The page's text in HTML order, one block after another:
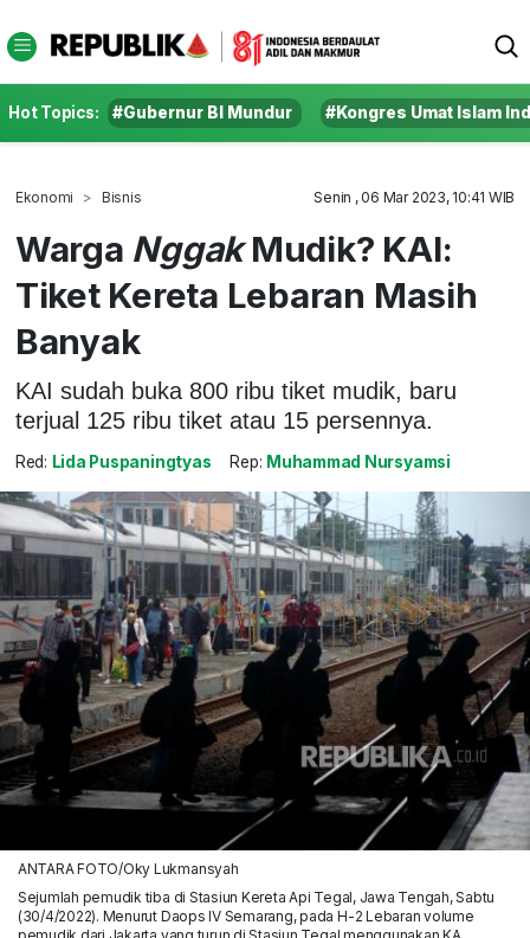
Hot Topics: #Gubernur BI Mundur #Kongres Umat Islam
Ekonomi Bisnis Senin , 06 Mar 2023, 10:41 WIB
Warga NggakMudik? KAI:
Tiket Kereta Lebaran Masih
Banyak
KAI sudah buka 800 ribu tiket mudik, baru
terjual 125 ribu tiket atau 15 persennya.
Red: Lida Puspaningtyas Rep: Muhammad Nursyamsi
ANTARA FOTO/Oky Lukmansyah
Sejumlah pemudik tiba di Stasiun Kereta Api Tegal, Jawa Tengah, Sabtu
(30/4/2022). Menurut Daops IV Semarang, pada H-2 Lebaran volume